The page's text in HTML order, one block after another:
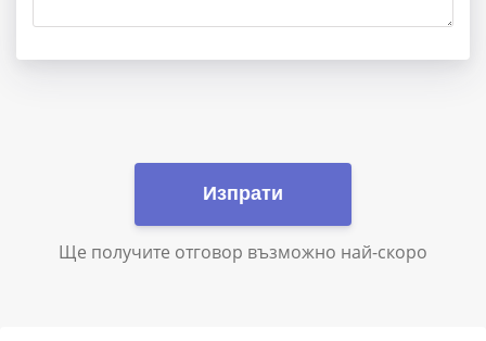
Изпрати
Ще получите отговор възможно най-скоро